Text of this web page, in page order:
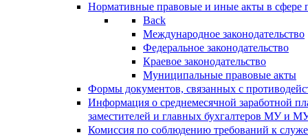
Нормативные правовые и иные акты в сфере
Back
Международное законодательство
Федеральное законодательство
Краевое законодательство
Муниципальные правовые акты
Формы документов, связанных с
Информация о среднемесячной заработной
заместителей и главных бухгалтеров МУ и
Комиссия по соблюдению требований к